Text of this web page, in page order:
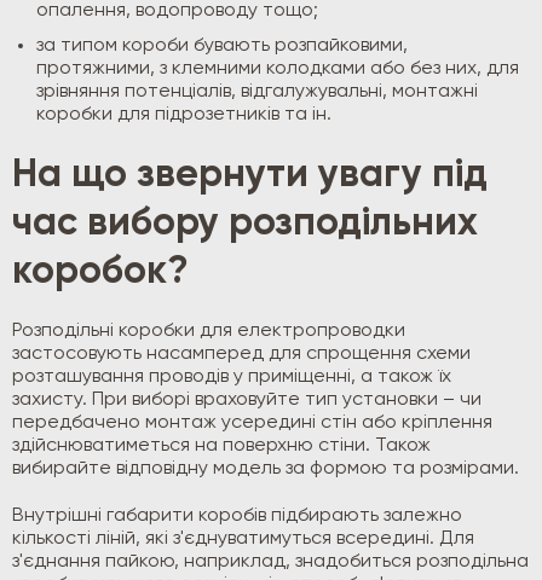
опалення, водопроводу тощо;
за типом короби бувають розпайковими,
протяжними, з клемними колодками або без них, для
зрівняння потенціалів, відгалужувальні, монтажні
коробки для підрозетників та ін.
На що звернути увагу під
час вибору розподільних
коробок?
Розподільні коробки для електропроводки
застосовують насамперед для спрощення схеми
розташування проводів у приміщенні, а також їх
захисту. При виборі враховуйте тип установки – чи
передбачено монтаж усередині стін або кріплення
здійснюватиметься на поверхню стіни. Також
вибирайте відповідну модель за формою та розмірами.
Внутрішні габарити коробів підбирають залежно
кількості ліній, які з'єднуватимуться всередині. Для
з'єднання пайкою, наприклад, знадобиться розподільна